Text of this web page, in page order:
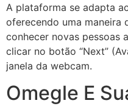
A plataforma se adapta
oferecendo uma maneira
conhecer novas pessoas
clicar no botão “Next”
janela da webcam.
Omegle E